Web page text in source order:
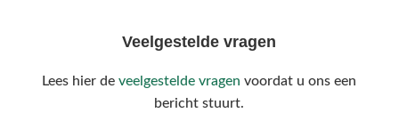
Veelgestelde vragen
Lees hier deveelgestelde vragen voordat u ons een
bericht stuurt.